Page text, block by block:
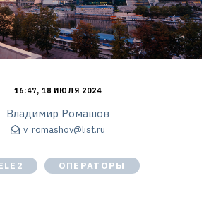
16:47, 18 ИЮЛЯ 2024
Владимир Ромашов
v_romashov@list.ru
ОПЕРАТОРЫ